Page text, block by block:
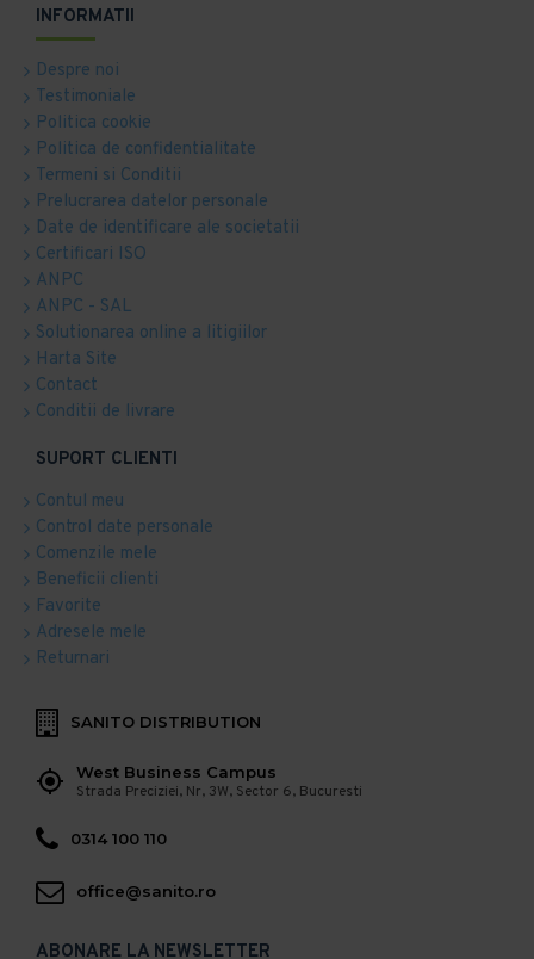
INFORMATII
Despre noi
Testimoniale
Politica cookie
Politica de confidentialitate
Termeni si Conditii
Prelucrarea datelor personale
Date de identificare ale societatii
Certificari ISO
ANPC
ANPC - SAL
Solutionarea online a litigiilor
Harta Site
Contact
Conditii de livrare
SUPORT CLIENTI
Contul meu
Control date personale
Comenzile mele
Beneficii clienti
Favorite
Adresele mele
Returnari
SANITO DISTRIBUTION
West Business Campus
Strada Preciziei, Nr, 3W, Sector 6, Bucuresti
0314 100 110
office@sanito.ro
ABONARE LA NEWSLETTER